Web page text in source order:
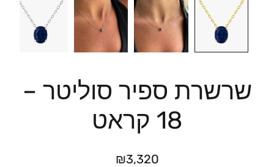
שרשרת ספיר סוליטר –
18 קראט
₪3,320